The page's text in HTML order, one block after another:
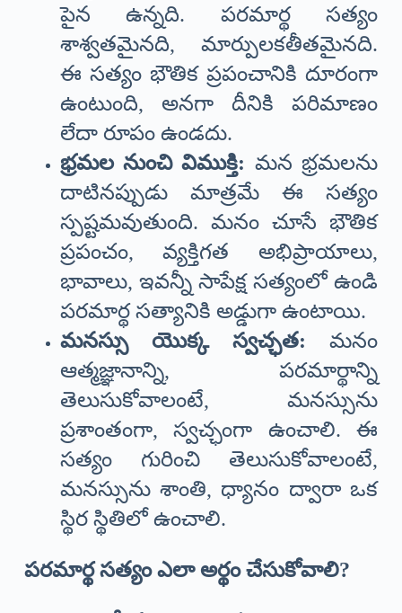
పైన ఉన్నది. పరమార్థ సత్యం
శాశ్వతమైనది, మార్పులకతీతమైనది.
ఈ సత్యం భౌతిక ప్రపంచానికి దూరంగా
ఉంటుంది, అనగా దీనికి పరిమాణం
లేదా రూపం ఉండదు.
భ్రమల నుంచి విముక్తి: మన భ్రమలను
దాటినప్పుడు మాత్రమే ఈ సత్యం
స్పష్టమవుతుంది. మనం చూసే భౌతిక
ప్రపంచం, వ్యక్తిగత అభిప్రాయాలు,
భావాలు, ఇవన్నీ సాపేక్ష సత్యంలో ఉండి
పరమార్థ సత్యానికి అడ్డుగా ఉంటాయి.
మనస్సు యొక్క స్వచ్ఛత: మనం
ఆత్మజ్ఞానాన్ని, పరమార్థాన్ని
తెలుసుకోవాలంటే, మనస్సును
ప్రశాంతంగా, స్వచ్ఛంగా ఉంచాలి. ఈ
సత్యం గురించి తెలుసుకోవాలంటే,
మనస్సును శాంతి, ధ్యానం ద్వారా ఒక
స్థిర స్థితిలో ఉంచాలి.
పరమార్థ సత్యం ఎలా అర్థం చేసుకోవాలి?